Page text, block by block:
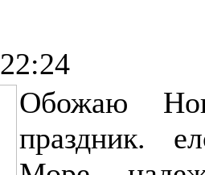
Обожаю
праздник.